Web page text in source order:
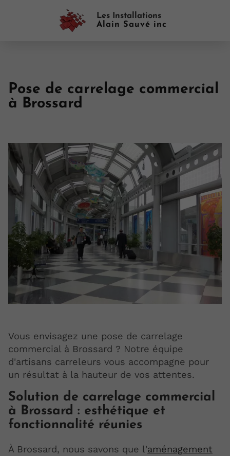
Les Installations
Alain Sauvé inc
Pose de carrelage commercial
à Brossard
Vous envisagez une pose de carrelage
commercial à Brossard ? Notre équipe
d'artisans carreleurs vous accompagne pour
un résultat à la hauteur de vos attentes.
Solution de carrelage commercial
à Brossard : esthétique et
fonctionnalité réunies
À Brossard, nous savons que l'aménagement